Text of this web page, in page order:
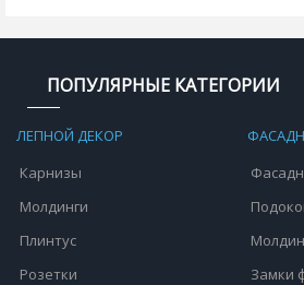
ПОПУЛЯРНЫЕ КАТЕГОРИИ
ЛЕПНОЙ ДЕКОР
Карнизы
Молдинги
Плинтус
Розетки
Замки